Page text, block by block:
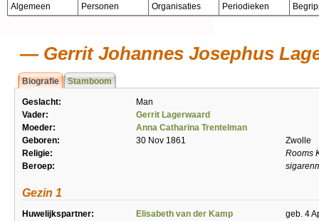
Algemeen Personen Organisaties Periodieken
Gerrit Johannes Josephus
Biografie Stamboom
Geslacht:
Man
Vader:
Gerrit Lagerwaard
Moeder:
Anna Catharina Trentelman
Geboren:
30 Nov 1861
Zwolle
Religie:
Rooms
Beroep:
Gezin 1
Huwelijkspartner: Elisabeth van der Kamp
geb. 4